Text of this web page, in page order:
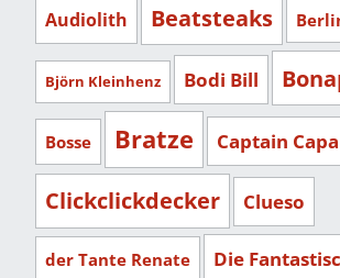
Audiolith Beatsteaks
Björn Kleinhenz Bodi Bill
Bosse Bratze Captain Capa
Clickclickdecker Clueso
der Tante Renate Die